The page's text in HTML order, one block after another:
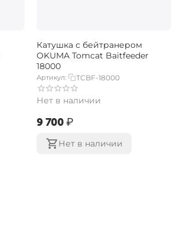
Катушка с бейтранером
OKUMA Tomcat Baitfeeder
18000
Артикул: TCBF-18000
Нет в наличии
‍9 700‍₽
Нет в наличии